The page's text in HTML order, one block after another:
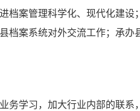
案管理科学化、现代化建设
案系统对外交流工作；承办
务学习，加大行业内部的联系